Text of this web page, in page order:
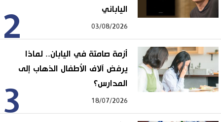
2
الياباني
03/08/2026
3
أزمة صامتة في اليابان.. لماذا
يرفض آلاف الأطفال الذهاب إلى
المدارس؟
18/07/2026